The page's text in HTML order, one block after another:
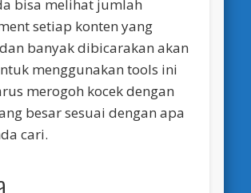
bisa melihat jumlah
setiap konten yang
banyak dibicarakan akan
menggunakan tools ini
merogoh kocek dengan
besar sesuai dengan apa
cari.